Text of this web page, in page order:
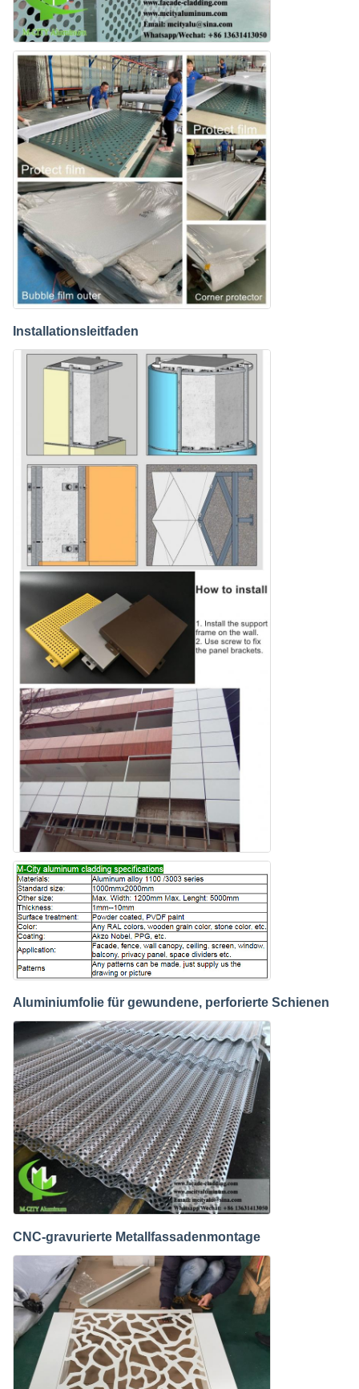
Installationsleitfaden
Aluminiumfolie für gewundene, perforierte Schienen
CNC-gravurierte Metallfassadenmontage